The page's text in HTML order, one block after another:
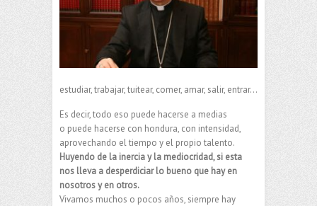
estudiar, trabajar, tuitear, comer, amar, salir, entrar…
Es decir, todo eso puede hacerse a medias
o puede hacerse con hondura, con intensidad,
aprovechando el tiempo y el propio talento.
Huyendo de la inercia y la mediocridad, si esta
nos lleva a desperdiciar lo bueno que hay en
nosotros y en otros.
Vivamos muchos o pocos años, siempre hay